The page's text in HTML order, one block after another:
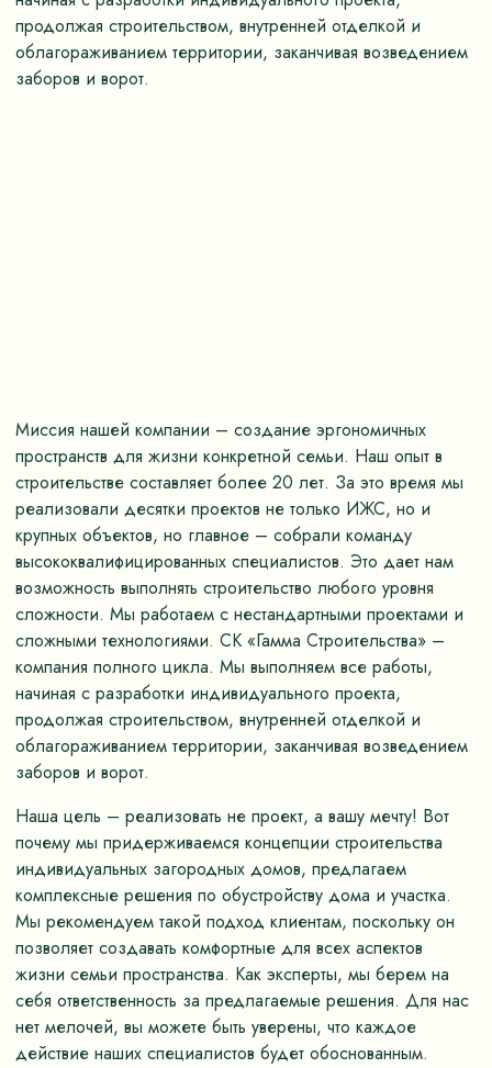
продолжая строительством, внутренней отделкой и
облагораживанием территории, заканчивая возведением
заборов и ворот.
Миссия нашей компании – создание эргономичных
пространств для жизни конкретной семьи. Наш опыт в
строительстве составляет более 20 лет. За это время мы
реализовали десятки проектов не только ИЖС, но и
крупных объектов, но главное – собрали команду
высококвалифицированных специалистов. Это дает нам
возможность выполнять строительство любого уровня
сложности. Мы работаем с нестандартными проектами и
сложными технологиями. СК «Гамма Строительства» –
компания полного цикла. Мы выполняем все работы,
начиная с разработки индивидуального проекта,
продолжая строительством, внутренней отделкой и
облагораживанием территории, заканчивая возведением
заборов и ворот.
Наша цель – реализовать не проект, а вашу мечту! Вот
почему мы придерживаемся концепции строительства
индивидуальных загородных домов, предлагаем
комплексные решения по обустройству дома и участка.
Мы рекомендуем такой подход клиентам, поскольку он
позволяет создавать комфортные для всех аспектов
жизни семьи пространства. Как эксперты, мы берем на
себя ответственность за предлагаемые решения. Для нас
нет мелочей, вы можете быть уверены, что каждое
действие наших специалистов будет обоснованным.